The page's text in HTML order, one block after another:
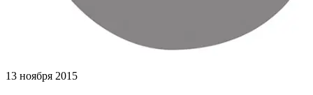
13 ноября 2015